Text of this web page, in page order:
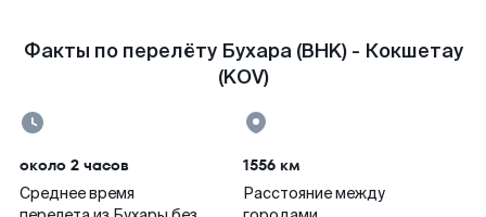
Факты по перелёту Бухара (BHK) - Кокшетау
(KOV)
около 2 часов
Среднее время
1556 км
Расстояние между